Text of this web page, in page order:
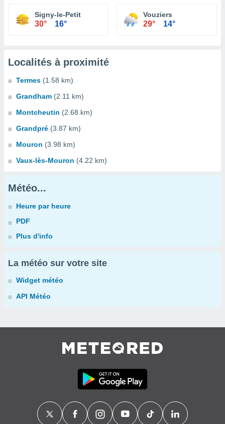
Signy-le-Petit
30° 16°
Vouziers
29° 14°
Localités à proximité
Termes (1.58 km)
Grandham (2.11 km)
Montcheutin (2.68 km)
Grandpré (3.87 km)
Mouron (3.98 km)
Vaux-lès-Mouron (4.22 km)
Météo...
Heure par heure
PDF
Plus d'info
La météo sur votre site
Widget météo
API Météo